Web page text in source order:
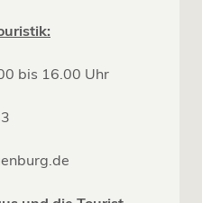
bis 16.00 Uhr